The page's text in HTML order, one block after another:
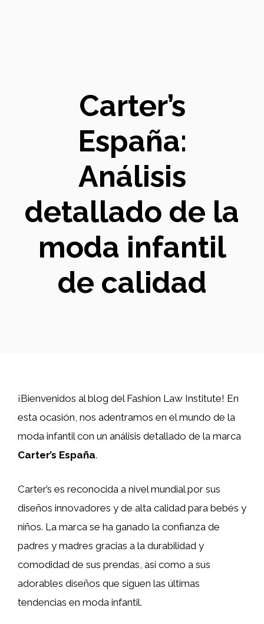
Carter’s
España:
Análisis
detallado de la
moda infantil
de calidad
¡Bienvenidos al blog del Fashion Law Institute! En
esta ocasión, nos adentramos en el mundo de la
moda infantil con un análisis detallado de la marca
Carter’s España.
Carter’s es reconocida a nivel mundial por sus
diseños innovadores y de alta calidad para bebés y
niños. La marca se ha ganado la confianza de
padres y madres gracias a la durabilidad y
comodidad de sus prendas, así como a sus
adorables diseños que siguen las últimas
tendencias en moda infantil.